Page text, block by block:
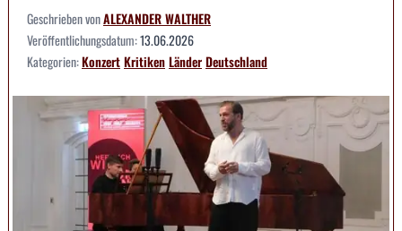
Geschrieben vonALEXANDER WALTHER
Veröffentlichungsdatum:13.06.2026
Kategorien:KonzertKritikenLänderDeutschland